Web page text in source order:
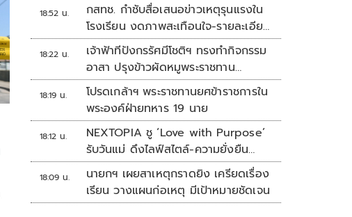
18:52 น.
กสทช. กำชับสื่อเสนอข่าวเหตุรุนแรงใน
โรงเรียน งดภาพสะเทือนใจ-รายละเอียด
เสี่ยงเลียนแบบ
18:22 น.
เจ้าฟ้าทีปังกรรัศมีโชติฯ ทรงทำกิจกรรม
อาสา ปรุงข้าวผัดหมูพระราชทาน
ประชาชน
18:19 น.
โปรดเกล้าฯ พระราชทานยศข้าราชการใน
พระองค์ฝ่ายทหาร 19 นาย
18:12 น.
NEXTOPIA ชู ‘Love with Purpose’
รับวันแม่ ดึงไลฟ์สไตล์-ความยั่งยืน
สร้างประสบการณ์ช้อปปิงมีความหมาย
18:09 น.
นายกฯ เผยสาเหตุกราดยิง เครียดเรื่อง
เรียน วางแผนก่อเหตุ มีเป้าหมายชัดเจน